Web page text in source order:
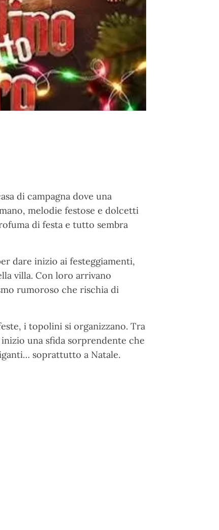
di campagna dove una
melodie festose e dolcetti
di festa e tutto sembra
dare inizio ai festeggiamenti,
villa. Con loro arrivano
rumoroso che rischia di
i topolini si organizzano. Tra
una sfida sorprendente che
soprattutto a Natale.